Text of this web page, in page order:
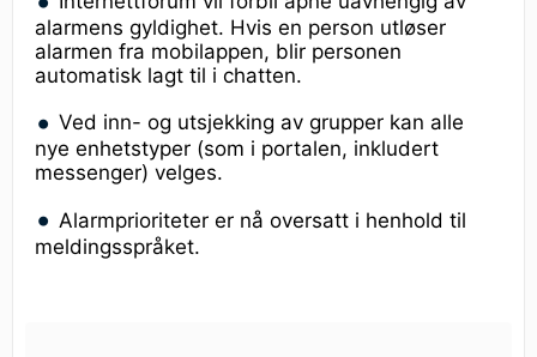
alarmens gyldighet. Hvis en person utløser
alarmen fra mobilappen, blir personen
automatisk lagt til i chatten.
Ved inn- og utsjekking av grupper kan alle
nye enhetstyper (som i portalen, inkludert
messenger) velges.
Alarmprioriteter er nå oversatt i henhold til
meldingsspråket.